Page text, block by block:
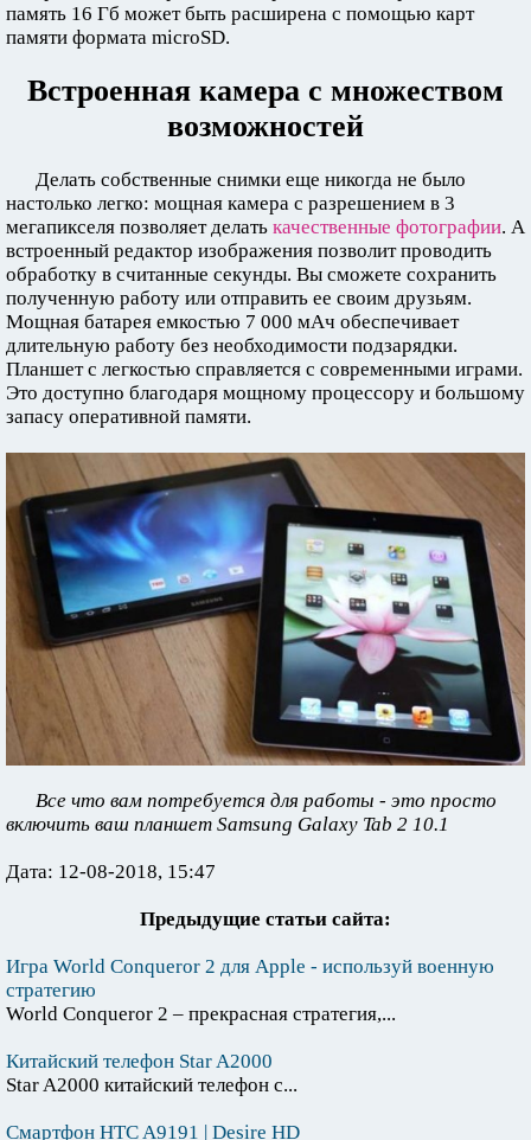
память 16 Гб может быть расширена с помощью карт
памяти формата microSD.
Встроенная камера с множеством
возможностей
Делать собственные снимки еще никогда не было
настолько легко: мощная камера с разрешением в 3
мегапикселя позволяет делать качественные фотографии. А
встроенный редактор изображения позволит проводить
обработку в считанные секунды. Вы сможете сохранить
полученную работу или отправить ее своим друзьям.
Мощная батарея емкостью 7 000 мАч обеспечивает
длительную работу без необходимости подзарядки.
Планшет с легкостью справляется с современными играми.
Это доступно благодаря мощному процессору и большому
запасу оперативной памяти.
Все что вам потребуется для работы - это просто
включить ваш планшет Samsung Galaxy Tab 2 10.1
Дата: 12-08-2018, 15:47
Предыдущие статьи сайта:
Игра World Conqueror 2 для Apple - используй военную
стратегию
World Conqueror 2 – прекрасная стратегия,...
Китайский телефон Star A2000
Star A2000 китайский телефон с...
Смартфон HTC A9191 | Desire HD